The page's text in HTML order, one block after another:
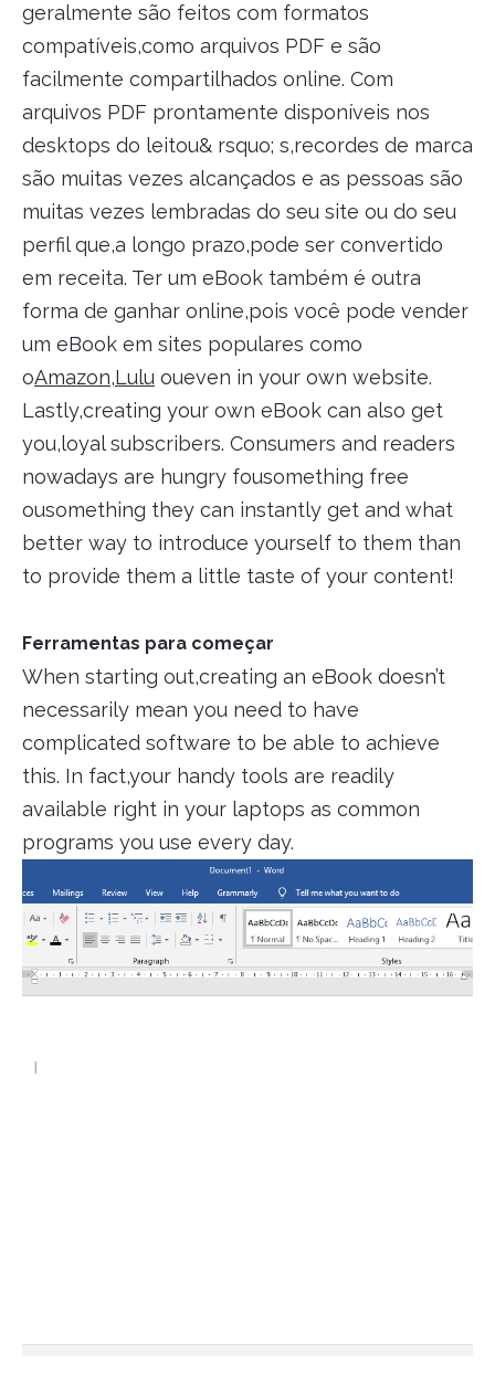
geralmente são feitos com formatos
compatíveis,como arquivos PDF e são
facilmente compartilhados online. Com
arquivos PDF prontamente disponíveis nos
desktops do leitou& rsquo; s,recordes de marca
são muitas vezes alcançados e as pessoas são
muitas vezes lembradas do seu site ou do seu
perfil que,a longo prazo,pode ser convertido
em receita. Ter um eBook também é outra
forma de ganhar online,pois você pode vender
um eBook em sites populares como
oAmazon,Lulu oueven in your own website.
Lastly,creating your own eBook can also get
you,loyal subscribers. Consumers and readers
nowadays are hungry fousomething free
ousomething they can instantly get and what
better way to introduce yourself to them than
to provide them a little taste of your content!
Ferramentas para começar
When starting out,creating an eBook doesn’t
necessarily mean you need to have
complicated software to be able to achieve
this. In fact,your handy tools are readily
available right in your laptops as common
programs you use every day.